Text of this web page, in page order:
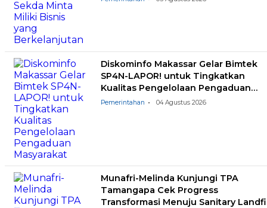
Diskominfo Makassar Gelar Bimtek
SP4N-LAPOR! untuk Tingkatkan
Kualitas Pengelolaan Pengaduan
Masyarakat
Pemerintahan 04 Agustus 2026
Munafri-Melinda Kunjungi TPA
Tamangapa Cek Progress
Transformasi Menuju Sanitary